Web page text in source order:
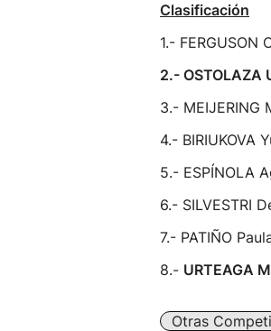
Clasificación
1.- FERGUSON
2.- OSTOLAZA
3.- MEIJERING
4.- BIRIUKOVA
5.- ESPÍNOLA
6.- SILVESTRI
7.- PATIÑO
8.- URTEAGA
Otras